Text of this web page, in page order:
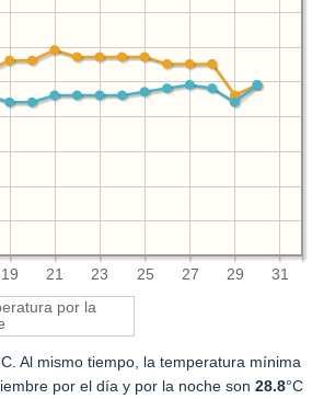
19 21 23 25 27 29 31
por la
Al mismo tiempo, la temperatura mínima
por el día y por la noche son28.8°C